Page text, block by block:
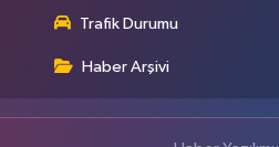
Trafik Durumu
Haber Arşivi